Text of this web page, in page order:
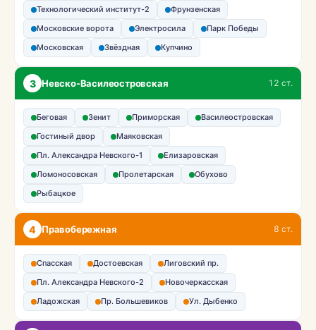
Технологический институт-2
Фрунзенская
Московские ворота
Электросила
Парк Победы
Московская
Звёздная Купчино
3 Невско-Василеостровская 12 ст.
Беговая Зенит Приморская
Василеостровская
Гостиный двор
Маяковская
Пл. Александра Невского-1
Елизаровская
Ломоносовская
Пролетарская
Обухово
Рыбацкое
4 Правобережная 8 ст.
Спасская Достоевская
Лиговский пр.
Пл. Александра Невского-2
Новочеркасская
Ладожская
Пр. Большевиков Ул. Дыбенко